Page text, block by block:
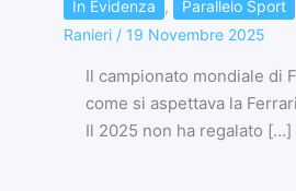
In Evidenza , Parallelo Sport
Ranieri / 19 Novembre 2025
Il campionato mondiale di
come si aspettava la
Il 2025 non ha regalato […]